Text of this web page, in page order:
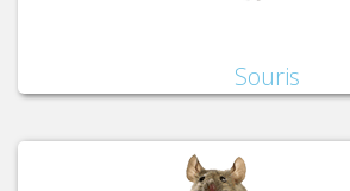
Souris